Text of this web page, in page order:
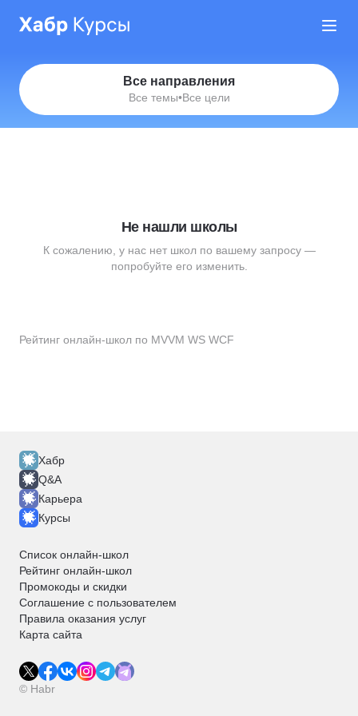
Все направления
Все темы•Все цели
Рейтинг онлайн-школ по MVVM WS WCF
Не нашли школы
К сожалению, у нас нет школ по вашему запросу —
попробуйте его изменить.
Хабр
Q&A
Карьера
Курсы
Список онлайн-школ
Рейтинг онлайн-школ
Промокоды и скидки
Соглашение с пользователем
Правила оказания услуг
Карта сайта
© Habr